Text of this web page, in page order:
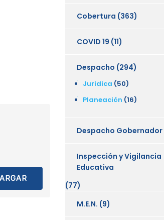
Cobertura (363)
COVID 19 (11)
Despacho (294)
Juridica (50)
Planeación (16)
Despacho Gobernador
Inspección y Vigilancia
Educativa
(77)
M.E.N. (9)